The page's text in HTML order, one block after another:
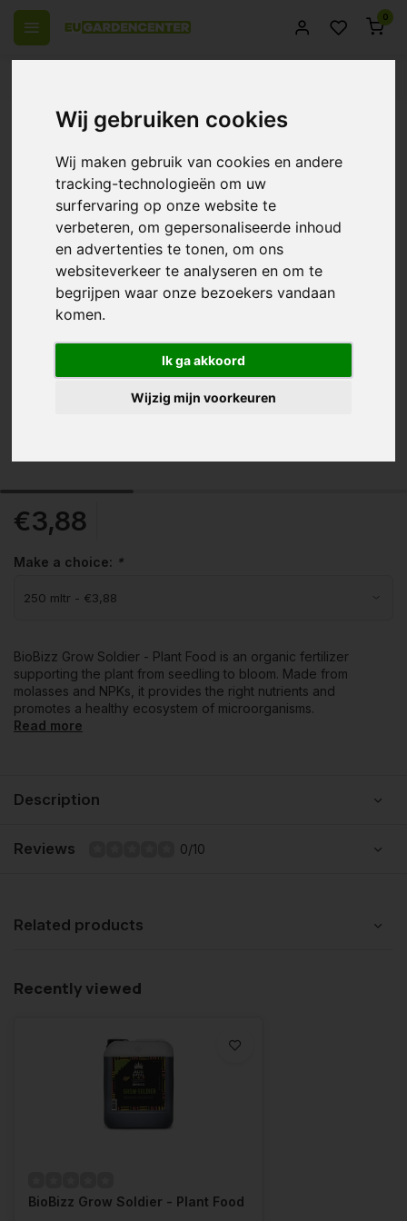
Wij gebruiken cookies
Wij maken gebruik van cookies en andere
tracking-technologieën om uw
surfervaring op onze website te
verbeteren, om gepersonaliseerde inhoud
en advertenties te tonen, om ons
websiteverkeer te analyseren en om te
begrijpen waar onze bezoekers vandaan
komen.
Ik ga akkoord
Wijzig mijn voorkeuren
0
Back
BioBizz Grow Soldier - Plant Food -
Juju Royal
0/10 (0 Reviews) Compare
€3,88
Make a choice: *
BioBizz Grow Soldier - Plant Food is an organic fertilizer
supporting the plant from seedling to bloom. Made from
molasses and NPKs, it provides the right nutrients and
promotes a healthy ecosystem of microorganisms.
Read more
Description
Reviews 0/10
Related products
Recently viewed
BioBizz Grow Soldier - Plant Food